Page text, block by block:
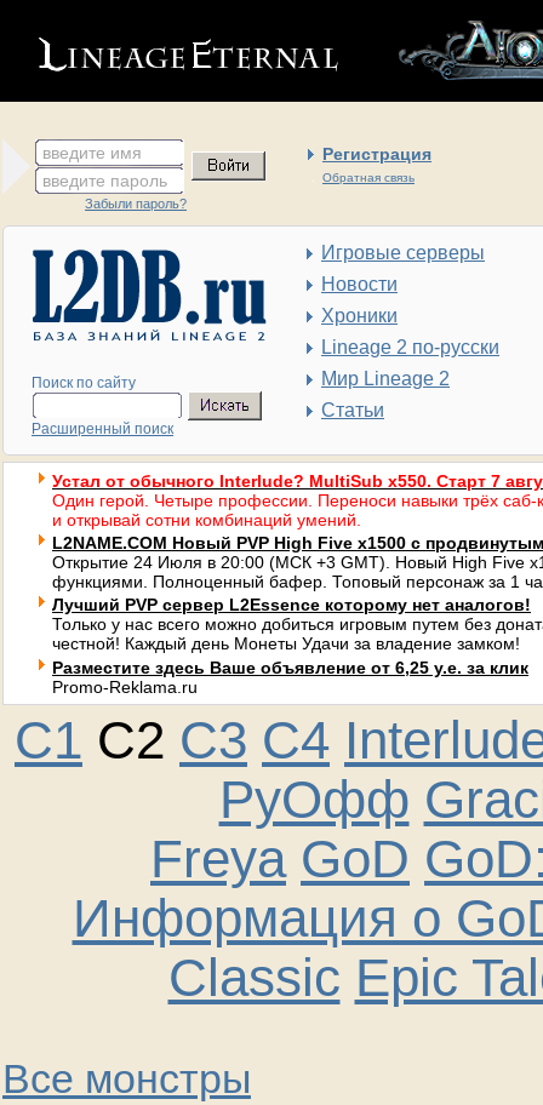
введите имя Регистрация
Обратная связь
введите пароль
Забыли пароль?
Поиск по сайту
Расширенный поиск
Игровые серверы
Новости
Хроники
Lineage 2 по-русски
Мир Lineage 2
Статьи
Устал от обычного Interlude? MultiSub x550. Старт 7
Один герой. Четыре профессии. Переноси навыки трёх саб-
и открывай сотни комбинаций умений.
L2NAME.COM Новый PVP High Five x1500 с
Открытие 24 Июля в 20:00 (МСК +3 GMT). Новый High Five
функциями. Полноценный бафер. Топовый персонаж за 1
Лучший PVP сервер L2Essence которому нет аналогов!
Только у нас всего можно добиться игровым путем без
честной! Каждый день Монеты Удачи за владение замком!
Разместите здесь Ваше объявление от 6,25 у.е. за клик
Promo-Reklama.ru
C1 C2 C3 C4
РуОфф
Freya GoD
Информация о
Classic Epic
Все монстры